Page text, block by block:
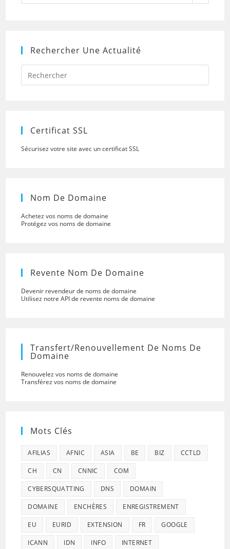
Rechercher Une Actualité
Press
to
Certificat SSL
Sécurisez votre site avec un certificat SSL
Nom De Domaine
Achetez vos noms de domaine
Protégez vos noms de domaine
Revente Nom De Domaine
Devenir revendeur de noms de domaine
Utilisez notre API de revente noms de domaine
Transfert/renouvellement De Noms De
Domaine
Renouvelez vos noms de domaine
Transférez vos noms de domaine
Mots Clés
AFILIAS AFNIC ASIA BE BIZ CCTLD
CH CN CNNIC COM
CYBERSQUATTING DNS DOMAIN
DOMAINE ENCHÈRES ENREGISTREMENT
EU EURID EXTENSION FR GOOGLE
ICANN IDN INFO INTERNET